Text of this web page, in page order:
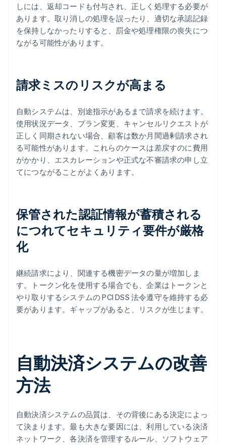
しには、返却コードも付与され、正しく処理する必要が
あります。取り消しの処理を誤ったり、適切な承認記録
を保持しなかったりすると、罰金や処理権限の喪失につ
ながる可能性があります。
請求ミスのリスクが高まる
自動システムは、別途指示があるまで請求を続けます。
使用状況データ、プラン変更、キャンセルリクエストが
正しく同期されない場合、顧客は数か月間過剰請求され
る可能性があります。これらのケースは差戻すのに費用
がかかり、エスカレーションや正式な不審請求の申し立
てにつながることがよくあります。
保管された認証情報が蓄積される
につれてセキュリティ要件が厳格
化
継続請求により、関連する機密データの量が増加しま
す。トークン化を使用する場合でも、企業はトークンと
やり取りするシステムの PCI DSS 法令遵守を維持する必
要があります。ギャップがあると、リスクが生じます。
自動決済システムの改善
方法
自動決済システムの品質は、その背後にある決定によっ
て決まります。最も大きな要因には、利用している決済
ネットワーク、各決済を管理するルール、ソフトウェア